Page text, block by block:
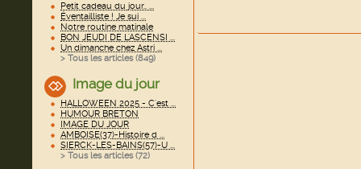
Petit cadeau du jour.. ...
Éventailliste ! Je sui ...
Notre routine matinale
BON JEUDI DE L'ASCENSI ...
Un dimanche chez Astri ...
> Tous les articles (849)
Image du jour
HALLOWEEN 2025 - C'est ...
HUMOUR BRETON
IMAGE DU JOUR
AMBOISE(37)-Histoire d ...
SIERCK-LES-BAINS(57)-U ...
> Tous les articles (72)